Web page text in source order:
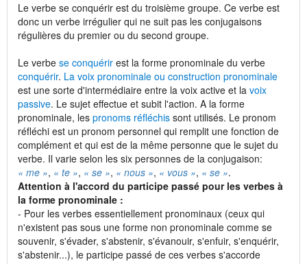
Le verbe se conquérir est du troisième groupe. Ce verbe est
donc un verbe irrégulier qui ne suit pas les conjugaisons
régulières du premier ou du second groupe.
Le verbe se conquérir est la forme pronominale du verbe
conquérir. La voix pronominale ou construction pronominale
est une sorte d'intermédiaire entre la voix active et la voix
passive. Le sujet effectue et subit l'action. A la forme
pronominale, les pronoms réfléchis sont utilisés. Le pronom
réfléchi est un pronom personnel qui remplit une fonction de
complément et qui est de la même personne que le sujet du
verbe. Il varie selon les six personnes de la conjugaison:
« me », « te », « se », « nous », « vous », « se ».
Attention à l'accord du participe passé pour les verbes à
la forme pronominale :
- Pour les verbes essentiellement pronominaux (ceux qui
n'existent pas sous une forme non pronominale comme se
souvenir, s'évader, s'abstenir, s'évanouir, s'enfuir, s'enquérir,
s'abstenir...), le participe passé de ces verbes s'accorde